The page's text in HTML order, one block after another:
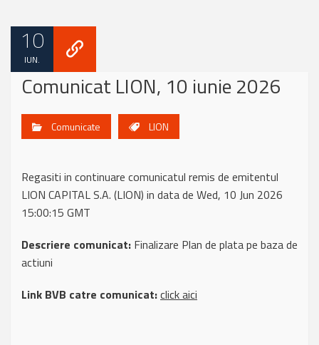
10
IUN.
Comunicat LION, 10 iunie 2026
Comunicate LION
Regasiti in continuare comunicatul remis de emitentul
LION CAPITAL S.A. (LION) in data de Wed, 10 Jun 2026
15:00:15 GMT
Descriere comunicat: Finalizare Plan de plata pe baza de
actiuni
Link BVB catre comunicat:click aici